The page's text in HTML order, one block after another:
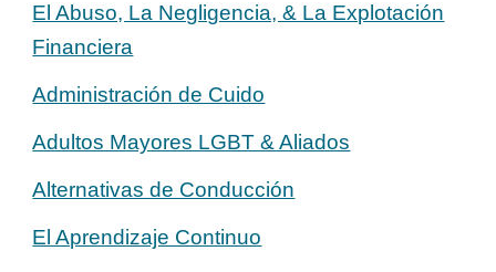
El Abuso, La Negligencia, & La Explotación
Financiera
Administración de Cuido
Adultos Mayores LGBT & Aliados
Alternativas de Conducción
El Aprendizaje Continuo